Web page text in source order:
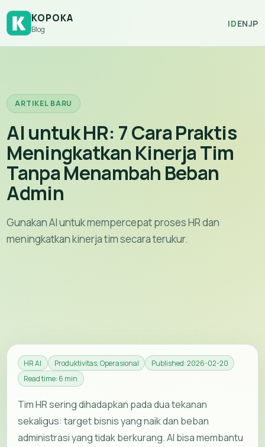
KOPOKA
Blog
IDENJP
ARTIKEL BARU
AI untuk HR: 7 Cara Praktis
Meningkatkan Kinerja Tim
Tanpa Menambah Beban
Admin
Gunakan AI untuk mempercepat proses HR dan
meningkatkan kinerja tim secara terukur.
HR AI Produktivitas, Operasional
Published: 2026-02-20
Read time: 6 min
Tim HR sering dihadapkan pada dua tekanan
sekaligus: target bisnis yang naik dan beban
administrasi yang tidak berkurang. AI bisa membantu